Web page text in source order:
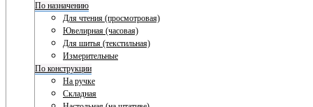
По назначению
Для чтения (просмотровая)
Ювелирная (часовая)
Для шитья (текстильная)
Измерительные
По конструкции
На ручке
Складная